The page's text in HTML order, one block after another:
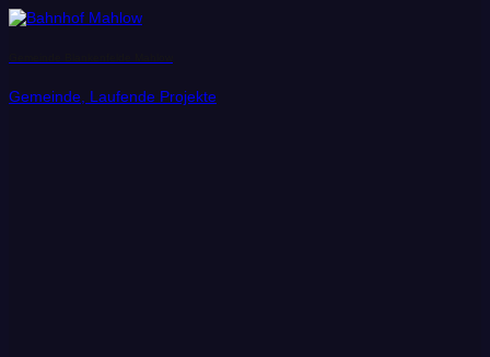
Gemeinde, Laufende Projekte